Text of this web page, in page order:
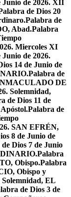
Junio de 2026. XII
de Dios 20
Palabra de
Abad.Palabra
Miercoles XI
Junio de 2026.
14 de Junio de
Palabra de
DE
Solemnidad,
de Dios 11 de
Palabra de
SAN EFRÉN,
8 de Junio de
Dios 7 de Junio
Palabra
Obispo.Palabra
Obispo y
Solemnidad, EL
de Dios 3 de